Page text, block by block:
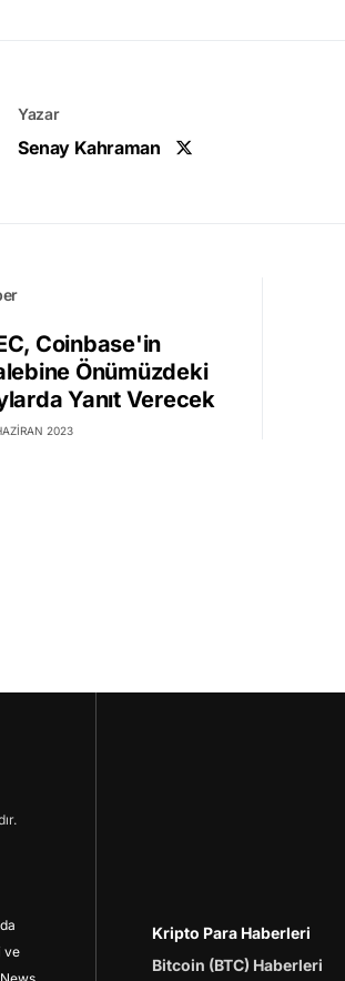
Yazar
Senay Kahraman
Coinbase'in
Önümüzdeki
Yanıt Verecek
2023
ve
Kripto Para Haberleri
Bitcoin (BTC) Haberleri